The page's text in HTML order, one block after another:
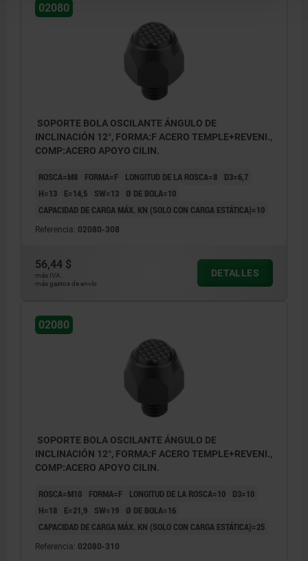
02080
SOPORTE BOLA OSCILANTE ÁNGULO DE
INCLINACIÓN 12°, FORMA:F ACERO TEMPLE+REVENI.,
COMP:ACERO APOYO CILIN.
ROSCA=M8 FORMA=F LONGITUD DE LA ROSCA=8
D3=6,7
H=13
E=14,5 SW=13
Ø DE BOLA=10
CAPACIDAD DE CARGA MÁX. KN (SOLO CON CARGA ESTÁTICA)=10
Referencia: 02080-308
56,44 $
más IVA.
más gastos de envío
DETALLES
02080
SOPORTE BOLA OSCILANTE ÁNGULO DE
INCLINACIÓN 12°, FORMA:F ACERO TEMPLE+REVENI.,
COMP:ACERO APOYO CILIN.
ROSCA=M10 FORMA=F LONGITUD DE LA ROSCA=10
D3=10
H=18
E=21,9 SW=19
Ø DE BOLA=16
CAPACIDAD DE CARGA MÁX. KN (SOLO CON CARGA ESTÁTICA)=25
Referencia: 02080-310